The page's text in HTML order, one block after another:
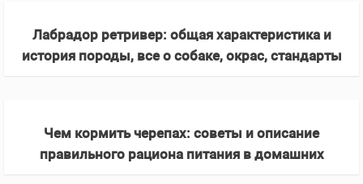
Лабрадор ретривер: общая характеристика и
история породы, все о собаке, окрас, стандарты
Чем кормить черепах: советы и описание
правильного рациона питания в домашних